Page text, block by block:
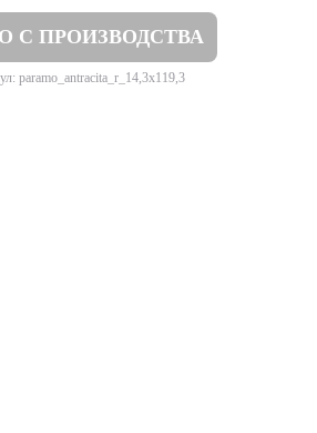
С ПРОИЗВОДСТВА
paramo_antracita_r_14,3x119,3